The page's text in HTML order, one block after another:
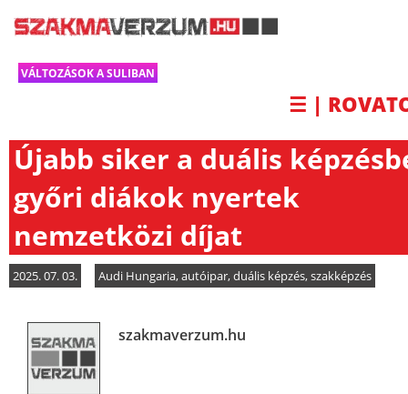
VÁLTOZÁSOK A SULIBAN
☰ |
Újabb siker a duális
győri diákok nyertek
nemzetközi díjat
2025. 07. 03. Audi Hungaria,autóipar,duális képzés,szakképzés
szakmaverzum.hu